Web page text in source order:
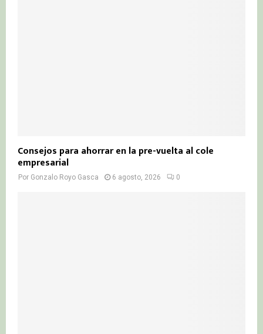
Consejos para ahorrar en la pre-vuelta al cole
empresarial
Por Gonzalo Royo Gasca 6 agosto, 2026 0